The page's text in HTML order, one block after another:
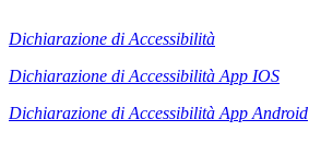
Dichiarazione di Accessibilità
Dichiarazione di Accessibilità App IOS
Dichiarazione di Accessibilità App Android